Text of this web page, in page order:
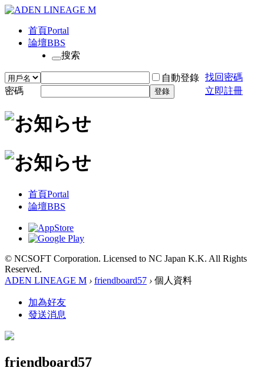
首頁Portal
論壇BBS
搜索
自動登錄 找回密碼
密碼
登錄 立即註冊
首頁Portal
論壇BBS
© NCSOFT Corporation. Licensed to NC Japan K.K. All Rights
Reserved.
ADEN LINEAGE M › friendboard57 › 個人資料
加為好友
發送消息
friendboard57